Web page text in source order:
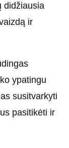
didžiausia
ir
ypatingu
susitvarkyti
pasitikėti ir